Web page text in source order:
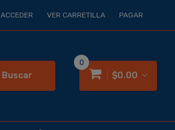
ACCEDER VER CARRETILLA PAGAR
Buscar $0.00
0